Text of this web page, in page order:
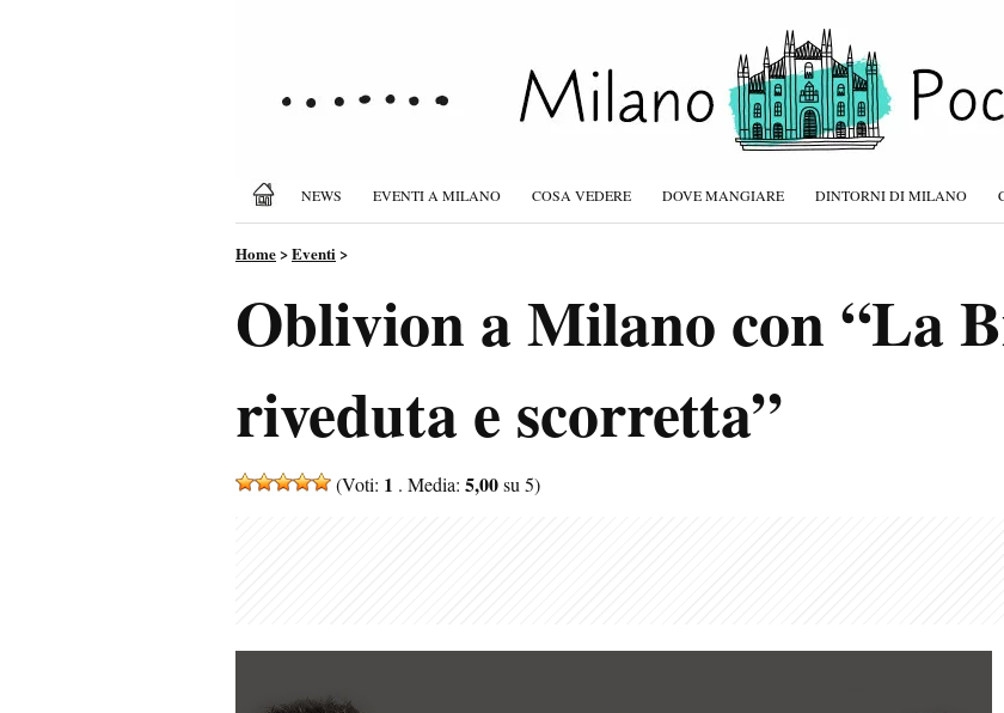
NEWS EVENTI A MILANO COSA VEDERE DOVE MANGIARE DINTORNI DI MILANO
Home>Eventi>
Oblivion a Milano con “La
riveduta e scorretta”
(Voti: 1 . Media: 5,00su 5)